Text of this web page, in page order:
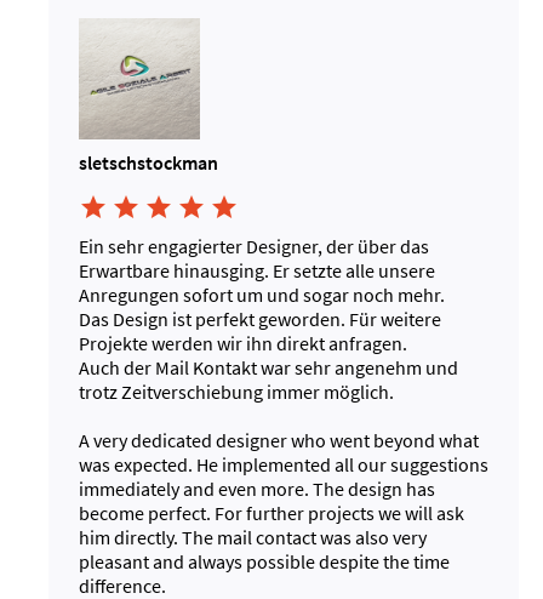
sletschstockman
    
Ein sehr engagierter Designer, der über das
Erwartbare hinausging. Er setzte alle unsere
Anregungen sofort um und sogar noch mehr.
Das Design ist perfekt geworden. Für weitere
Projekte werden wir ihn direkt anfragen.
Auch der Mail Kontakt war sehr angenehm und
trotz Zeitverschiebung immer möglich.
A very dedicated designer who went beyond what
was expected. He implemented all our suggestions
immediately and even more. The design has
become perfect. For further projects we will ask
him directly. The mail contact was also very
pleasant and always possible despite the time
difference.